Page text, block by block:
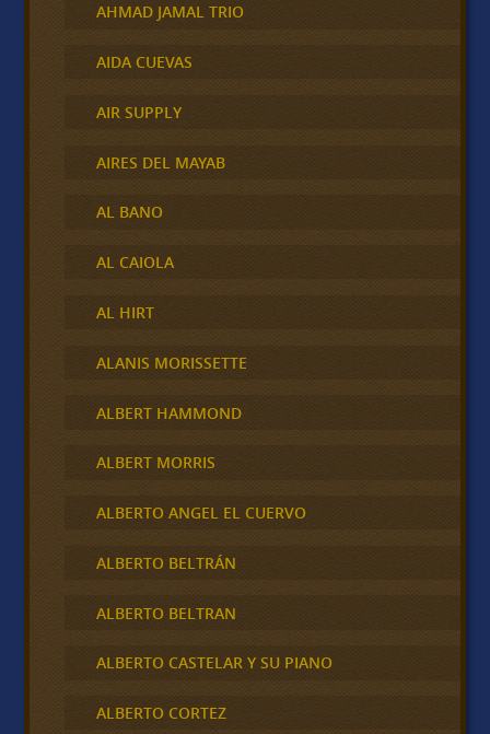
AHMAD JAMAL TRIO
AIDA CUEVAS
AIR SUPPLY
AIRES DEL MAYAB
AL BANO
AL CAIOLA
AL HIRT
ALANIS MORISSETTE
ALBERT HAMMOND
ALBERT MORRIS
ALBERTO ANGEL EL CUERVO
ALBERTO BELTRÁN
ALBERTO BELTRAN
ALBERTO CASTELAR Y SU PIANO
ALBERTO CORTEZ